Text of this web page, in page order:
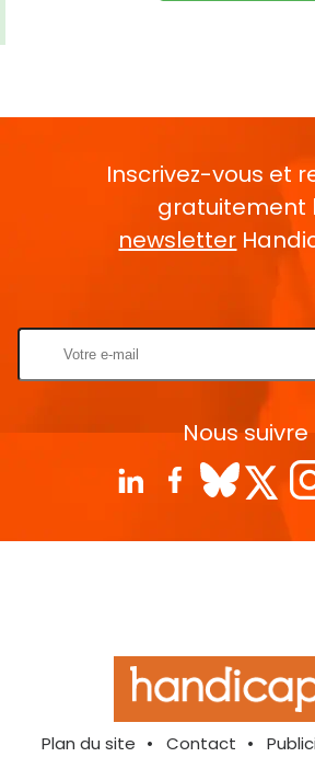
Inscrivez-vous et
gratuitement
newsletter
Nous suivre
Plan du site Contact